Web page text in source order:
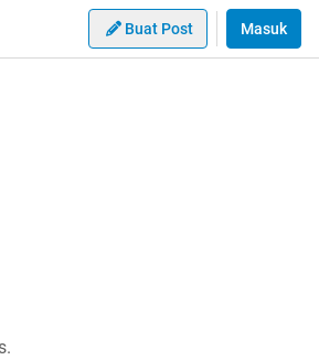
Buat Post Masuk